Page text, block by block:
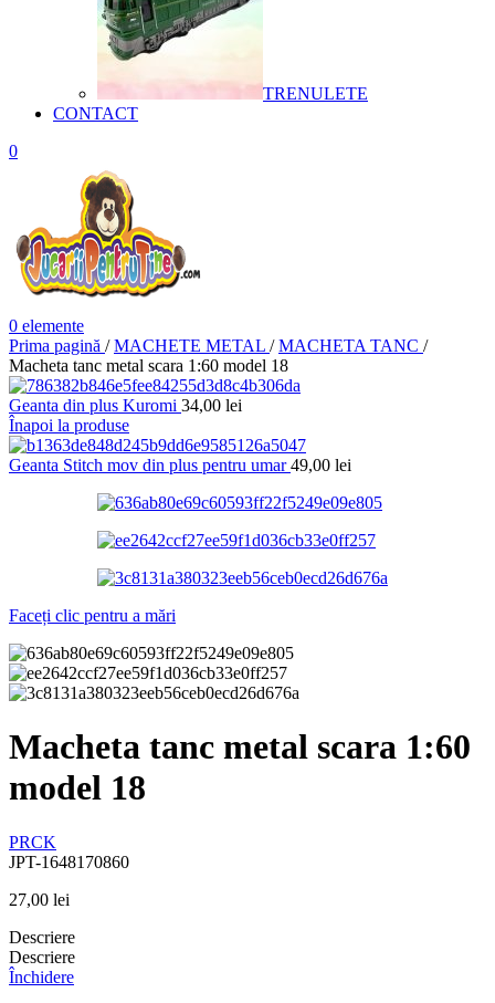
TRENULETE
CONTACT
0
0 elemente
Prima pagină / MACHETE METAL / MACHETA TANC /
Macheta tanc metal scara 1:60 model 18
Geanta din plus Kuromi 34,00 lei
Înapoi la produse
Geanta Stitch mov din plus pentru umar49,00 lei
Faceți clic pentru a mări
Macheta tanc metal scara 1:60
model 18
PRCK
JPT-1648170860
27,00 lei
Descriere
Descriere
Închidere